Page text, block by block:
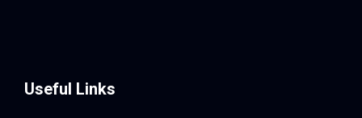
Useful Links